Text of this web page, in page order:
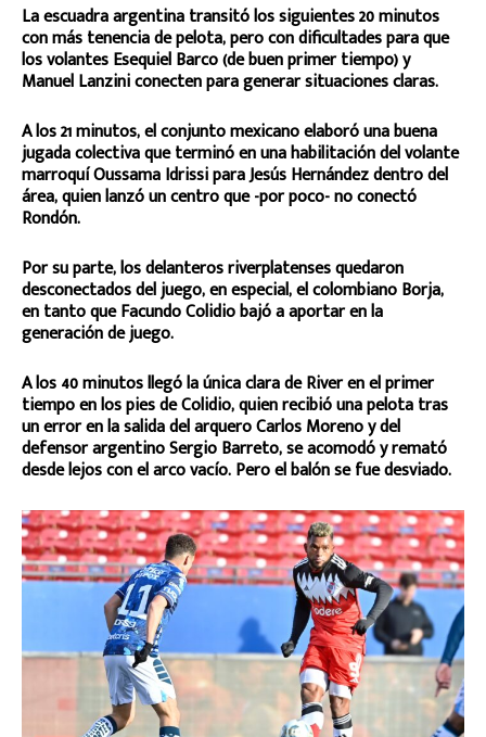
La escuadra argentina transitó los siguientes 20 minutos
con más tenencia de pelota, pero con dificultades para que
los volantes Esequiel Barco (de buen primer tiempo) y
Manuel Lanzini conecten para generar situaciones claras.
A los 21 minutos, el conjunto mexicano elaboró una buena
jugada colectiva que terminó en una habilitación del volante
marroquí Oussama Idrissi para Jesús Hernández dentro del
área, quien lanzó un centro que -por poco- no conectó
Rondón.
Por su parte, los delanteros riverplatenses quedaron
desconectados del juego, en especial, el colombiano Borja,
en tanto que Facundo Colidio bajó a aportar en la
generación de juego.
A los 40 minutos llegó la única clara de River en el primer
tiempo en los pies de Colidio, quien recibió una pelota tras
un error en la salida del arquero Carlos Moreno y del
defensor argentino Sergio Barreto, se acomodó y remató
desde lejos con el arco vacío. Pero el balón se fue desviado.